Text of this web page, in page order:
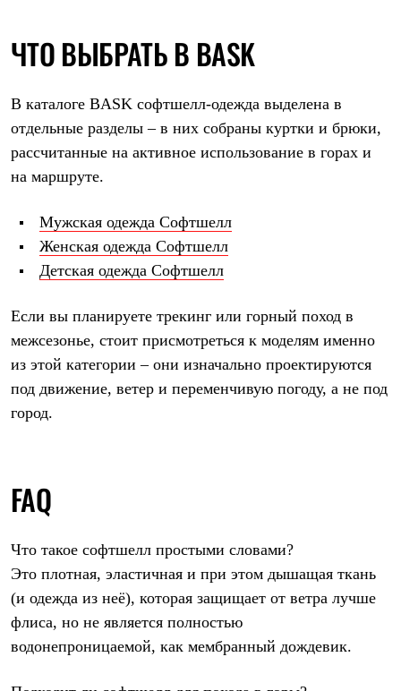
ЧТО ВЫБРАТЬ В BASK
В каталоге BASK софтшелл-одежда выделена в
отдельные разделы – в них собраны куртки и брюки,
рассчитанные на активное использование в горах и
на маршруте.
Мужская одежда Софтшелл
Женская одежда Софтшелл
Детская одежда Софтшелл
Если вы планируете трекинг или горный поход в
межсезонье, стоит присмотреться к моделям именно
из этой категории – они изначально проектируются
под движение, ветер и переменчивую погоду, а не под
город.
FAQ
Что такое софтшелл простыми словами?
Это плотная, эластичная и при этом дышащая ткань
(и одежда из неё), которая защищает от ветра лучше
флиса, но не является полностью
водонепроницаемой, как мембранный дождевик.